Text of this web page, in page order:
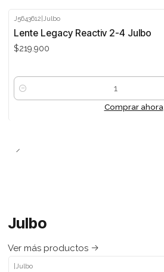
J5643612 |Julbo
Lente Legacy Reactiv 2-4 Julbo
$219.900
Cantidad
Comprar ahora
Julbo
Ver más productos
| Julbo